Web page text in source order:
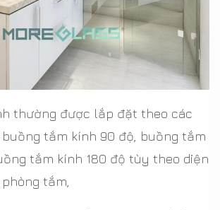
thường được lắp đặt theo các
buồng tắm kính 90 độ, buồng tắm
tắm kính 180 độ tùy theo diện
tắm,